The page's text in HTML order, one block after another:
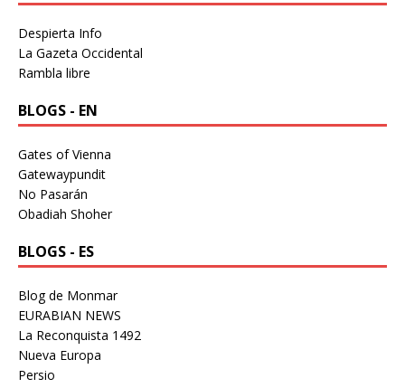
Despierta Info
La Gazeta Occidental
Rambla libre
BLOGS - EN
Gates of Vienna
Gatewaypundit
No Pasarán
Obadiah Shoher
BLOGS - ES
Blog de Monmar
EURABIAN NEWS
La Reconquista 1492
Nueva Europa
Persio